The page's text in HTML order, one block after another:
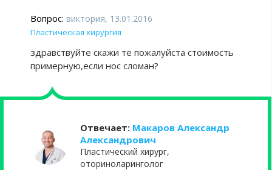
Вопрос: виктория, 13.01.2016
Пластическая хирургия
здравствуйте скажи те пожалуйста стоимость
примерную,если нос сломан?
Отвечает: Макаров Александр
Александрович
Пластический хирург,
оториноларинголог